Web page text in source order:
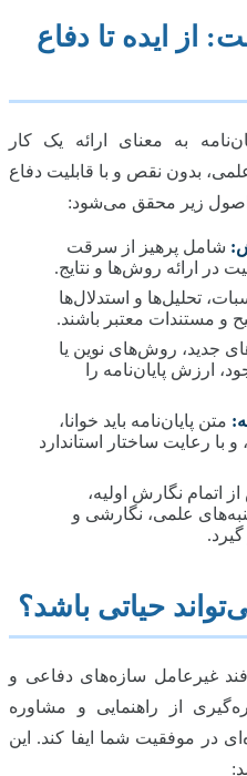
از ایده تا دفاع
به معنای ارائه یک کار
بدون نقص و با قابلیت دفاع
اصول زیر محقق می‌شود:
شامل پرهیز از سرقت
در ارائه روش‌ها و نتایج.
تحلیل‌ها و استدلال‌ها
و مستندات معتبر باشند.
جدید، روش‌های نوین یا
ارزش پایان‌نامه را
متن پایان‌نامه باید خوانا،
با رعایت ساختار استاندارد
اتمام نگارش اولیه،
جنبه‌های علمی، نگارشی و
حیاتی باشد؟
غیرعامل سازه‌های دفاعی و
از راهنمایی و مشاوره
در موفقیت شما ایفا کند. این